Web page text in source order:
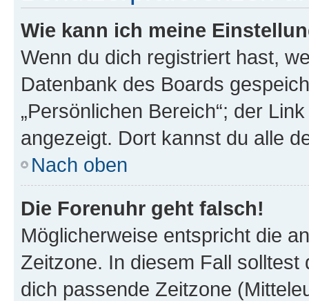
Wie kann ich meine
Wenn du dich registriert hast,
Datenbank des Boards
„Persönlichen Bereich“; der
angezeigt. Dort kannst du alle
Nach oben
Die Forenuhr geht falsch!
Möglicherweise entspricht die
Zeitzone. In diesem Fall solltest
dich passende Zeitzone